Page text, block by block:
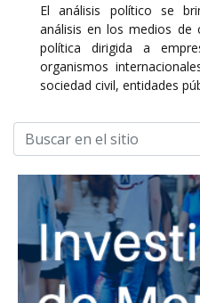
El análisis político se
análisis en los medios de
política dirigida a
organismos
sociedad civil, entidades